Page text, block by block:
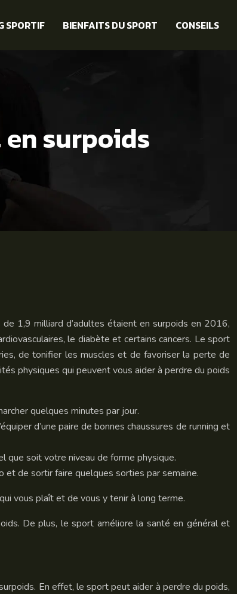
SPORTIF BIENFAITS DU SPORT CONSEILS
surpoids
1,9 milliard d’adultes étaient en surpoids en 2016,
le diabète et certains cancers. Le sport
de tonifier les muscles et de favoriser la perte de
physiques qui peuvent vous aider à perdre du poids
quelques minutes par jour.
d’une paire de bonnes chaussures de running et
que soit votre niveau de forme physique.
et de sortir faire quelques sorties par semaine.
vous plaît et de vous y tenir à long terme.
De plus, le sport améliore la santé en général et
En effet, le sport peut aider à perdre du poids,